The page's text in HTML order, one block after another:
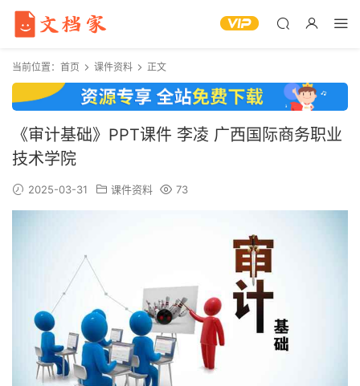
当前位置： 首页 课件资料 正文
《审计基础》PPT课件 李凌 广西国际商务职业
技术学院
2025-03-31 课件资料 73